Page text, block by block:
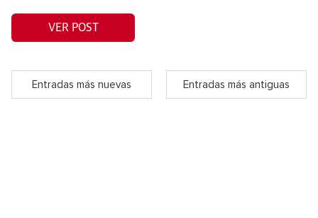
VER POST
Entradas más nuevas Entradas más antiguas